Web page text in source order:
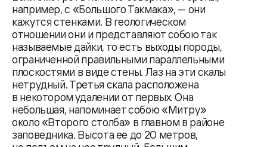
например, с «Большого Такмака», — они
кажутся стенками. В геологическом
отношении они и представляют собою так
называемые дайки, то есть выходы породы,
ограниченной правильными параллельными
плоскостями в виде стены. Лаз на эти скалы
нетрудный. Третья скала расположена
в некотором удалении от первых. Она
небольшая, напоминает собою «Митру»
около «Второго столба» в главном в районе
заповедника. Высота ее до 20 метров,